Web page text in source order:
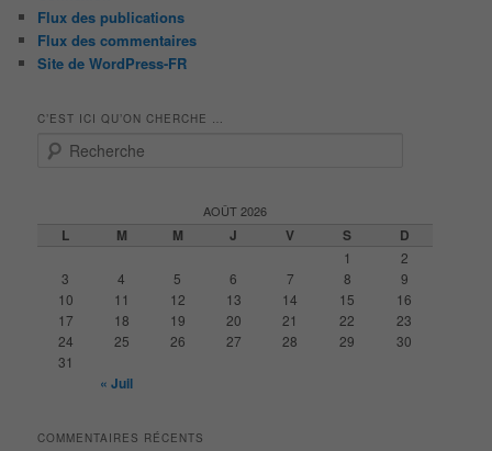
Flux des publications
Flux des commentaires
Site de WordPress-FR
C’EST ICI QU’ON CHERCHE …
AOÛT 2026
L M M J V S D
1
2
3
4 5 6 7 8
9
10
11 12 13 14 15
16
17
18 19 20 21 22
23
24
25 26 27 28 29
30
31
« Juil
COMMENTAIRES RÉCENTS